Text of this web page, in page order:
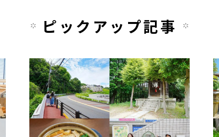
ピックアップ記事